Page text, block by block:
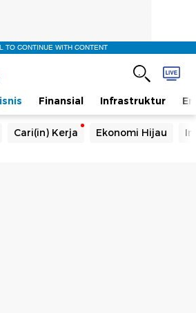
TO CONTINUE WITH CONTENT
Finansial Infrastruktur
Cari(in) Kerja Ekonomi Hijau